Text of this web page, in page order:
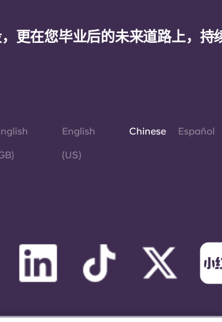
更在您毕业后的未来道路上，持
English
(US)
Chinese Español